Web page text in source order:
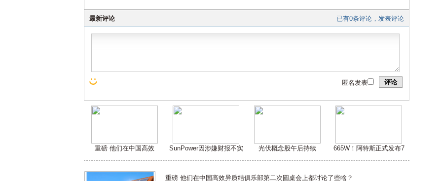
已有0条评论，发表评论
最新评论
评论
匿名发表
重磅 他们在中国高效 SunPower因涉嫌财报不实 光伏概念股午后持续 665W！阿特斯正式发布7
重磅 他们在中国高效异质结俱乐部第二次圆桌会上都讨论了些啥？